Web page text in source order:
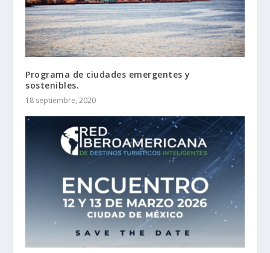
Programa de ciudades emergentes y
sostenibles.
18 septiembre, 2020